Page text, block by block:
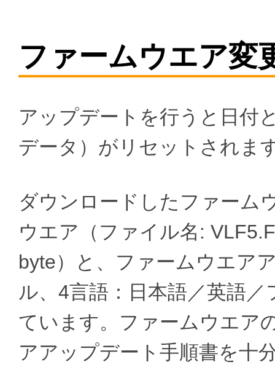
ファームウエア変
アップデートを行うと日付
データ）がリセットされま
ダウンロードしたファーム
ウエア（ファイル名:
byte）と、ファームウエア
ル、4言語：日本語／英語
ています。ファームウエア
アアップデート手順書を十